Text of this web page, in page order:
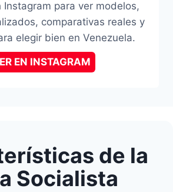
Instagram para ver modelos,
comparativas reales y
elegir bien en Venezuela.
EN INSTAGRAM
de la
Socialista